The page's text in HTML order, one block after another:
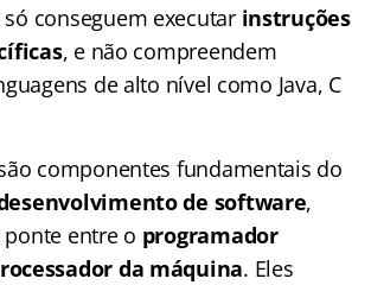
conseguem executar instruções
, e não compreendem
de alto nível como Java, C
componentes fundamentais do
de software,
entre o programador
da máquina. Eles